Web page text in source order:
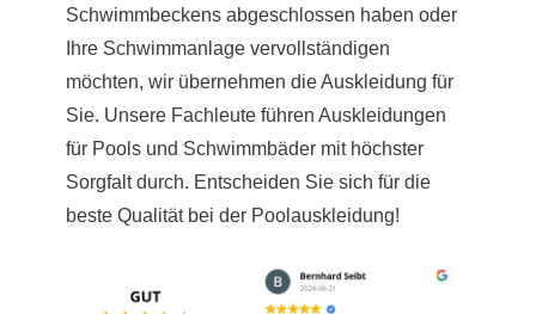
Schwimmbeckens abgeschlossen haben oder
Ihre Schwimmanlage vervollständigen
möchten, wir übernehmen die Auskleidung für
Sie. Unsere Fachleute führen Auskleidungen
für Pools und Schwimmbäder mit höchster
Sorgfalt durch. Entscheiden Sie sich für die
beste Qualität bei der Poolauskleidung!